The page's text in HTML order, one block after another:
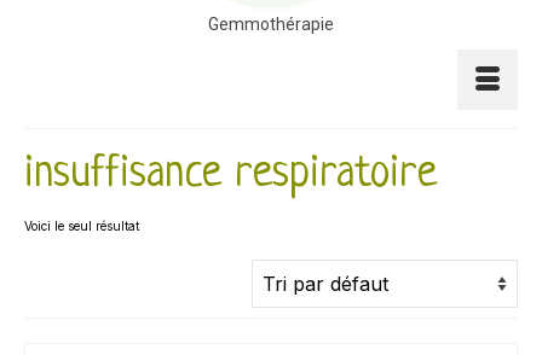
Gemmothérapie
insuffisance respiratoire
Voici le seul résultat